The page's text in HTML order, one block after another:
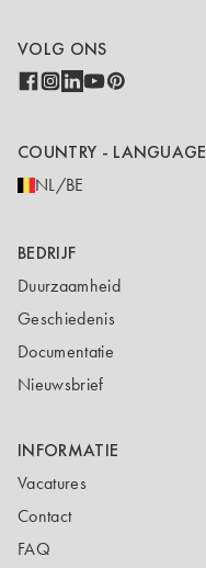
VOLG ONS
COUNTRY - LANGUAGE
NL/BE
BEDRIJF
Duurzaamheid
Geschiedenis
Documentatie
Nieuwsbrief
INFORMATIE
Vacatures
Contact
FAQ